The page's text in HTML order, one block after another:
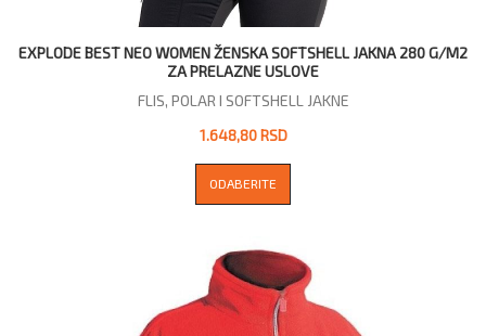
EXPLODE BEST NEO WOMEN ŽENSKA SOFTSHELL JAKNA 280 G/M2
ZA PRELAZNE USLOVE
FLIS, POLAR I SOFTSHELL JAKNE
1.648,80 RSD
ODABERITE